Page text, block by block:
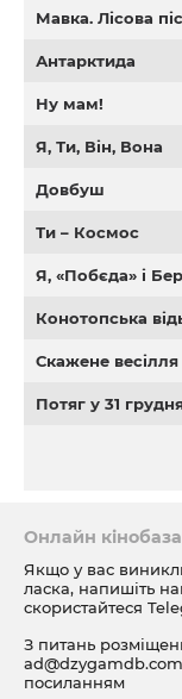
Мавка. Лісова
Антарктида
Ну мам!
Я, Ти, Він, Вона
Довбуш
Ти – Космос
Я, «Побєда» і
Конотопська
Скажене весілля
Потяг у 31
Онлайн
Якщо у вас
ласка, напишіть
скористайтеся
З питань
ad@dzygamdb.com
посиланням